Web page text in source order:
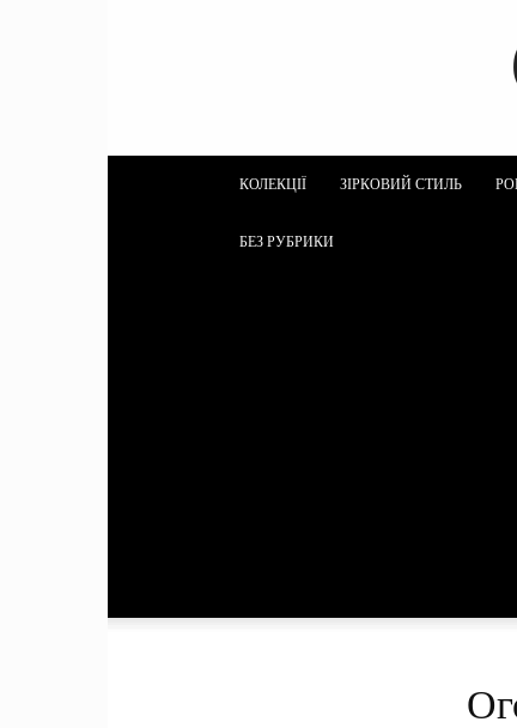
КОЛЕКЦІЇ ЗІРКОВИЙ СТИЛЬ
БЕЗ РУБРИКИ